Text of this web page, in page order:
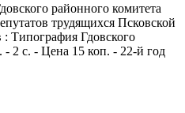
районного комитета
трудящихся Псковской
Типография Гдовского
- 2 с. - Цена 15 коп. - 22-й год